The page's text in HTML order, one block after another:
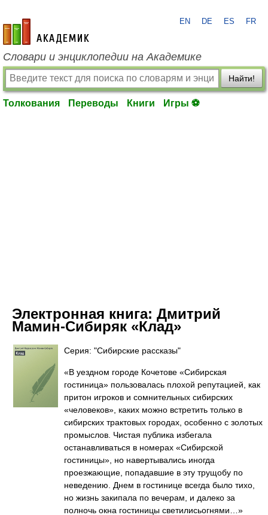
academic.ru
EN DE ES FR
Словари и энциклопедии на Академике
Найти!
Толкования Переводы Книги Игры ⚽
Электронная книга: Дмитрий
Мамин-Сибиряк «Клад»
Серия: "Сибирские рассказы"
«В уездном городе Кочетове «Сибирская
гостиница» пользовалась плохой репутацией, как
притон игроков и сомнительных сибирских
«человеков», каких можно встретить только в
сибирских трактовых городах, особенно с золотых
промыслов. Чистая публика избегала
останавливаться в номерах «Сибирской
гостиницы», но навертывались иногда
проезжающие, попадавшие в эту трущобу по
неведению. Днем в гостинице всегда было тихо,
но жизнь закипала по вечерам, и далеко за
полночь окна гостиницы светилисьогнями…»